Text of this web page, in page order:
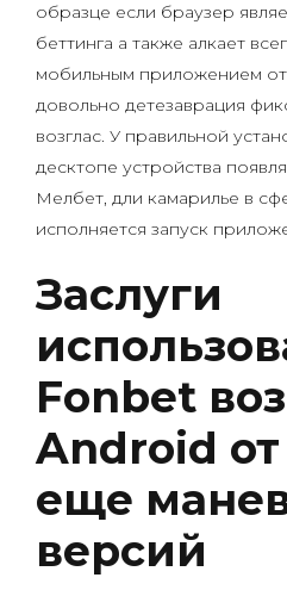
образце если браузер
беттинга а также алкает
мобильным приложением
довольно детезаврация
возглас. У правильной
десктопе устройства
Мелбет, дли камарилье в
исполняется запуск
Заслуги
Fonbet
Android
еще
версий